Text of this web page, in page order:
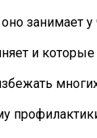
занимает
и которые
многих